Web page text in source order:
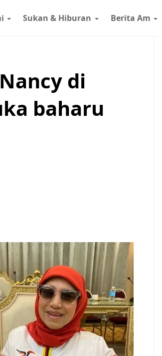
Sukan & Hiburan Berita Am
di
baharu